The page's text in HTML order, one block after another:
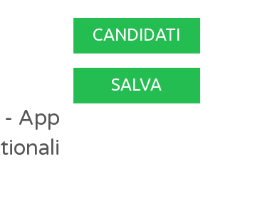
- App
CANDIDATI
SALVA